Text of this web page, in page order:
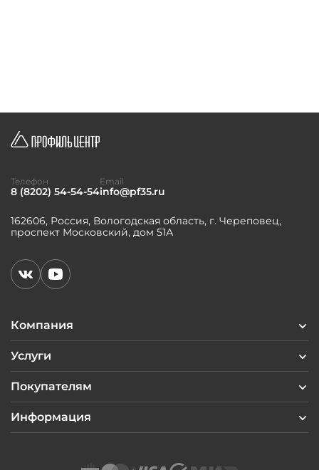
Компания
Услуги
Покупателям
Информация
162606, Россия, Вологодская область, г. Череповец,
проспект Московский, дом 51А
Телефон
8 (8202) 54-54-54
Email
info@pf35.ru